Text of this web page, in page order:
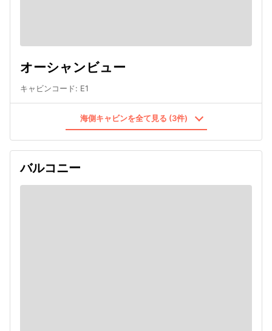
オーシャンビュー
キャビンコード: E1
海側キャビンを全て見る (3件)
バルコニー